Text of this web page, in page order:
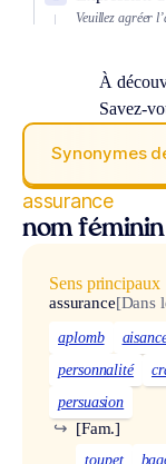
Veuillez agréer
À
Savez-
Synonymes
assurance
nom féminin
Sens principaux
assurance[Dans
aplomb
personnalité
persuasion
[Fam.]
↪
toupet